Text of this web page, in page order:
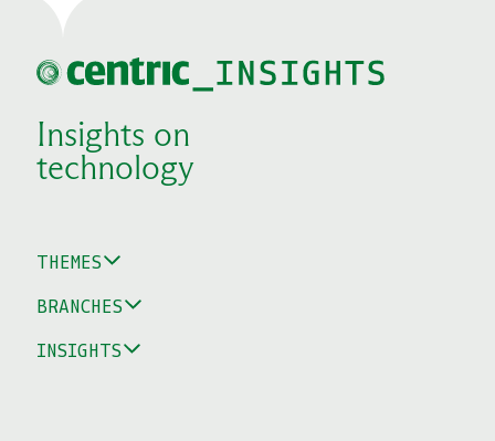
Insights on
technology
THEMES
BRANCHES
INSIGHTS